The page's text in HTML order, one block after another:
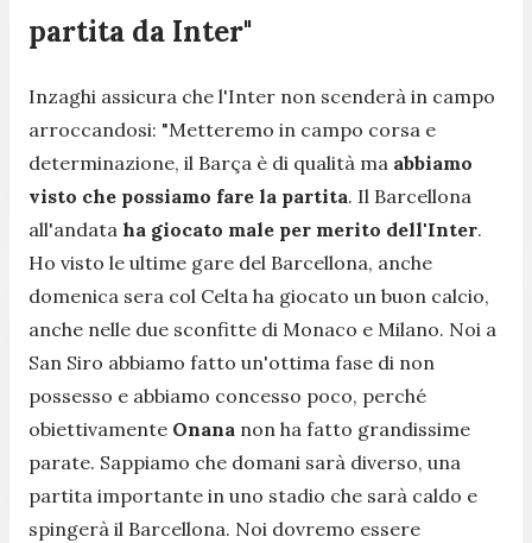
partita da Inter"
Inzaghi assicura che l'Inter non scenderà in campo
arroccandosi: "Metteremo in campo corsa e
determinazione, il Barça è di qualità ma abbiamo
visto che possiamo fare la partita. Il Barcellona
all'andata ha giocato male per merito dell'Inter.
Ho visto le ultime gare del Barcellona, anche
domenica sera col Celta ha giocato un buon calcio,
anche nelle due sconfitte di Monaco e Milano. Noi a
San Siro abbiamo fatto un'ottima fase di non
possesso e abbiamo concesso poco, perché
obiettivamente Onana non ha fatto grandissime
parate. Sappiamo che domani sarà diverso, una
partita importante in uno stadio che sarà caldo e
spingerà il Barcellona. Noi dovremo essere